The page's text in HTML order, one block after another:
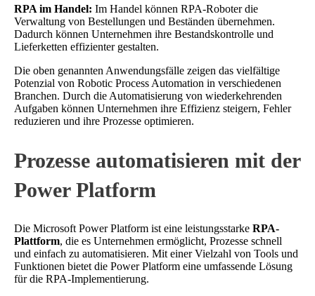
RPA im Handel: Im Handel können RPA-Roboter die
Verwaltung von Bestellungen und Beständen übernehmen.
Dadurch können Unternehmen ihre Bestandskontrolle und
Lieferketten effizienter gestalten.
Die oben genannten Anwendungsfälle zeigen das vielfältige
Potenzial von Robotic Process Automation in verschiedenen
Branchen. Durch die Automatisierung von wiederkehrenden
Aufgaben können Unternehmen ihre Effizienz steigern, Fehler
reduzieren und ihre Prozesse optimieren.
Prozesse automatisieren mit der
Power Platform
Die Microsoft Power Platform ist eine leistungsstarke RPA-
Plattform, die es Unternehmen ermöglicht, Prozesse schnell
und einfach zu automatisieren. Mit einer Vielzahl von Tools und
Funktionen bietet die Power Platform eine umfassende Lösung
für die RPA-Implementierung.